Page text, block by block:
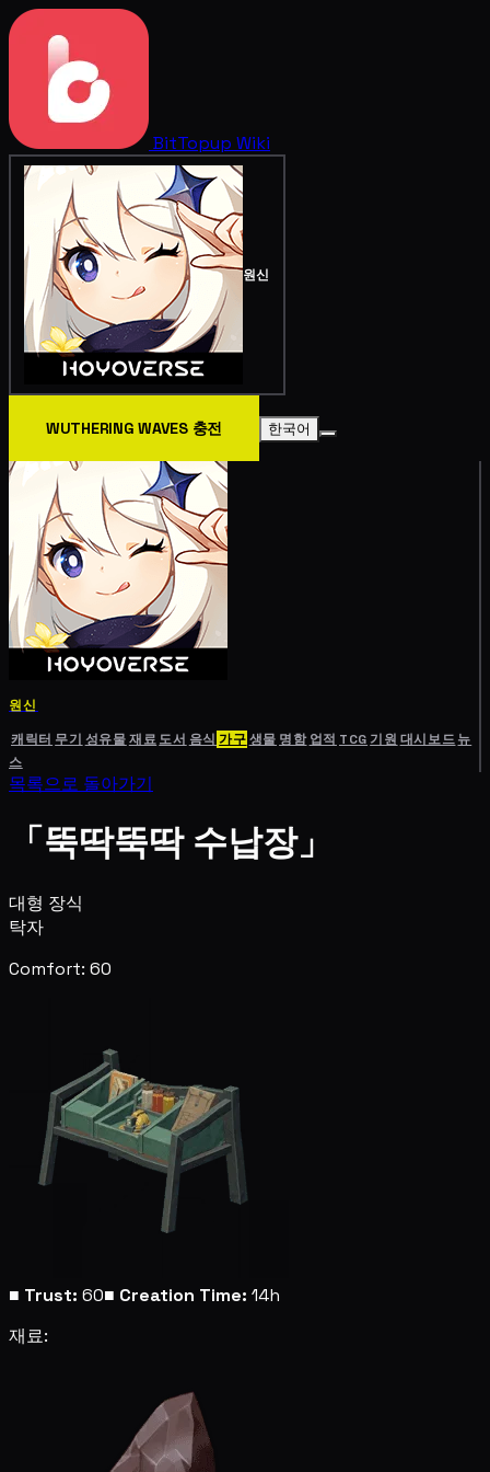
BitTopup Wiki
원신
WUTHERING WAVES 충전 한국어
원신
캐릭터 무기 성유물재료도서 음식 가구생물 명함 업적 TCG기원 대시보드뉴
스
목록으로 돌아가기
「뚝딱뚝딱 수납장」
대형 장식
탁자
Comfort: 60
■ Trust: 60■ Creation Time: 14h
재료: